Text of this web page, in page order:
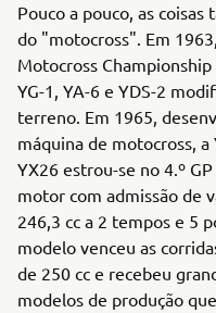
Pouco a pouco, as
do "motocross". Em
Motocross
YG-1, YA-6 e YDS-2
terreno. Em 1965,
máquina de motocross,
YX26 estrou-se no 4.º
motor com admissão de
246,3 cc a 2 tempos e 5
modelo venceu as
de 250 cc e recebeu
modelos de produção